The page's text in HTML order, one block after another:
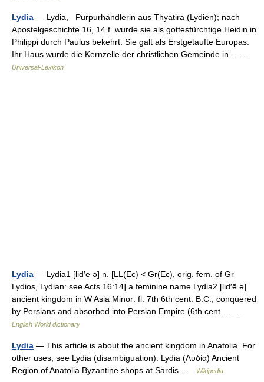
Lydia — Lydia, Purpurhändlerin aus Thyatira (Lydien); nach
Apostelgeschichte 16, 14 f. wurde sie als gottesfürchtige Heidin in
Philippi durch Paulus bekehrt. Sie galt als Erstgetaufte Europas.
Ihr Haus wurde die Kernzelle der christlichen Gemeinde in… …
Universal-Lexikon
Lydia — Lydia1 [lid′ē ə] n. [LL(Ec) < Gr(Ec), orig. fem. of Gr
Lydios, Lydian: see Acts 16:14] a feminine name Lydia2 [lid′ē ə]
ancient kingdom in W Asia Minor: fl. 7th 6th cent. B.C.; conquered
by Persians and absorbed into Persian Empire (6th cent.… …
English World dictionary
Lydia — This article is about the ancient kingdom in Anatolia. For
other uses, see Lydia (disambiguation). Lydia (Λυδία) Ancient
Region of Anatolia Byzantine shops at Sardis …
Wikipedia